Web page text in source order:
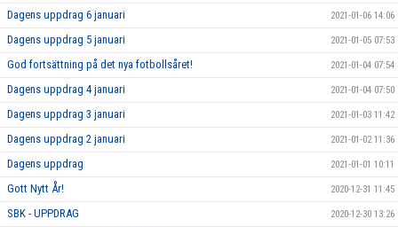
Dagens uppdrag 6 januari 2021-01-06 14:06
Dagens uppdrag 5 januari 2021-01-05 07:53
God fortsättning på det nya fotbollsåret! 2021-01-04 07:54
Dagens uppdrag 4 januari 2021-01-04 07:50
Dagens uppdrag 3 januari 2021-01-03 11:42
Dagens uppdrag 2 januari 2021-01-02 11:36
Dagens uppdrag 2021-01-01 10:11
Gott Nytt År! 2020-12-31 11:45
SBK - UPPDRAG 2020-12-30 13:26